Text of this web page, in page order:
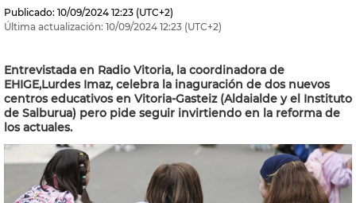
Publicado: 10/09/2024 12:23 (UTC+2)
Última actualización: 10/09/2024 12:23 (UTC+2)
Entrevistada en Radio Vitoria, la coordinadora de
EHIGE,Lurdes Imaz, celebra la inaguración de dos nuevos
centros educativos en Vitoria-Gasteiz (Aldaialde y el Instituto
de Salburua) pero pide seguir invirtiendo en la reforma de
los actuales.